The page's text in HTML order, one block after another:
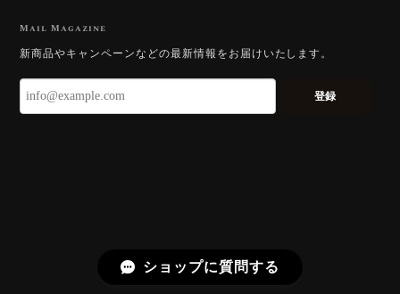
「ウルウルとギラギラを一度に」——まさ
で、そう感じていただけたことがなにより
です。Star Rose Cut™ は中心から外へ広
がる構成で、スフェーン特有の強い分散を
やわらかく受け止めるようにしています。
Mail Magazine
新商品やキャンペーンなどの最新情報をお届けいたします。
登録
ショップに質問する